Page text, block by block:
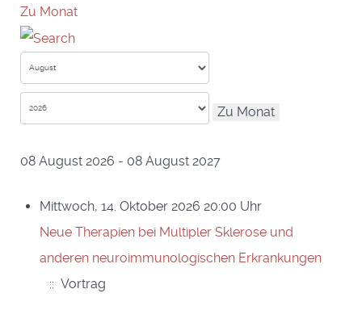
Zu Monat
Zu Monat
08 August 2026 - 08 August 2027
Mittwoch, 14. Oktober 2026 20:00 Uhr
Neue Therapien bei Multipler Sklerose und
anderen neuroimmunologischen Erkrankungen
:: Vortrag